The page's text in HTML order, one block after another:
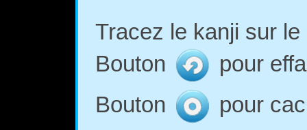
Tracez le kanji sur
Bouton
pour
Bouton
pour